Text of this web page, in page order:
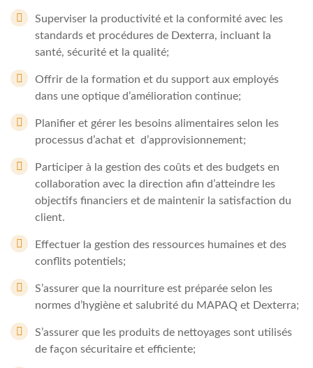
Superviser la productivité et la conformité avec les
standards et procédures de Dexterra, incluant la
santé, sécurité et la qualité;
Offrir de la formation et du support aux employés
dans une optique d’amélioration continue;
Planifier et gérer les besoins alimentaires selon les
processus d’achat et d’approvisionnement;
Participer à la gestion des coûts et des budgets en
collaboration avec la direction afin d’atteindre les
objectifs financiers et de maintenir la satisfaction du
client.
Effectuer la gestion des ressources humaines et des
conflits potentiels;
S’assurer que la nourriture est préparée selon les
normes d’hygiène et salubrité du MAPAQ et Dexterra;
S’assurer que les produits de nettoyages sont utilisés
de façon sécuritaire et efficiente;